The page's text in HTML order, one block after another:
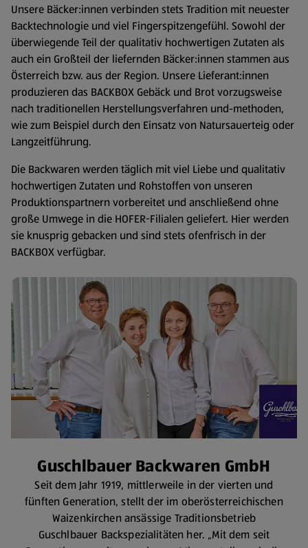
Unsere Bäcker:innen verbinden stets Tradition mit neuester
Backtechnologie und viel Fingerspitzengefühl. Sowohl der
überwiegende Teil der qualitativ hochwertigen Zutaten als
auch ein Großteil der liefernden Bäcker:innen stammen aus
Österreich bzw. aus der Region. Unsere Lieferant:innen
produzieren das BACKBOX Gebäck und Brot vorzugsweise
nach traditionellen Herstellungsverfahren und-methoden,
wie zum Beispiel durch den Einsatz von Natursauerteig oder
Langzeitführung.
Die Backwaren werden täglich mit viel Liebe und qualitativ
hochwertigen Zutaten und Rohstoffen von unseren
Produktionspartnern vorbereitet und anschließend ohne
große Umwege in die HOFER-Filialen geliefert. Hier werden
sie knusprig gebacken und sind stets ofenfrisch in der
BACKBOX verfügbar.
Guschlbauer Backwaren GmbH
Seit dem Jahr 1919, mittlerweile in der vierten und
fünften Generation, stellt der im oberösterreichischen
Waizenkirchen ansässige Traditionsbetrieb
Guschlbauer Backspezialitäten her. „Mit dem seit